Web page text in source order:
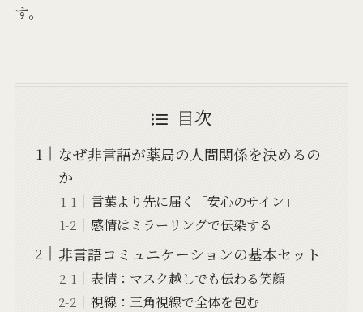
す。
目次
なぜ非言語が薬局の人間関係を決めるの
か
言葉より先に届く「安心のサイン」
感情はミラーリングで伝染する
非言語コミュニケーションの基本セット
表情：マスク越しでも伝わる笑顔
視線：三角視線で全体を包む